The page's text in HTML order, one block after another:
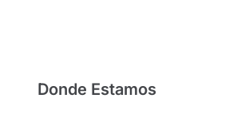
Donde Estamos